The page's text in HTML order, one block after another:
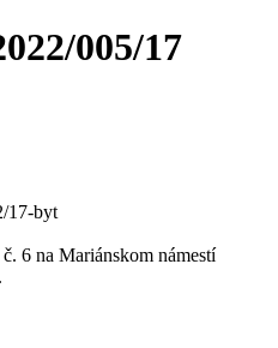
005/17
17-byt
6 na Mariánskom námestí